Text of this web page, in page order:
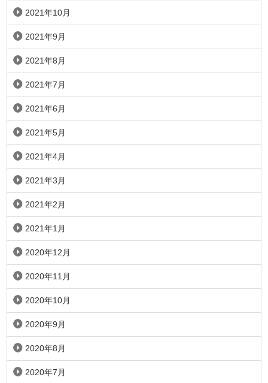
2021年10月
2021年9月
2021年8月
2021年7月
2021年6月
2021年5月
2021年4月
2021年3月
2021年2月
2021年1月
2020年12月
2020年11月
2020年10月
2020年9月
2020年8月
2020年7月